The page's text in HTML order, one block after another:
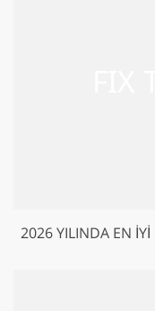
2026 YILINDA EN